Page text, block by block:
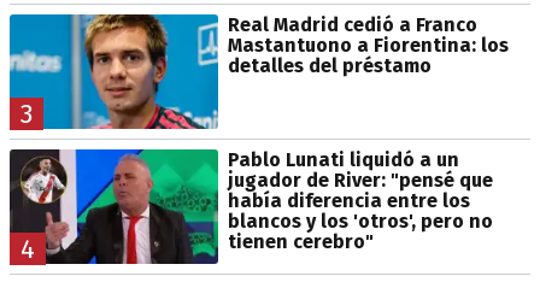
3
Real Madrid cedió a Franco
Mastantuono a Fiorentina: los
detalles del préstamo
4
Pablo Lunati liquidó a un
jugador de River: "pensé que
había diferencia entre los
blancos y los 'otros', pero no
tienen cerebro"